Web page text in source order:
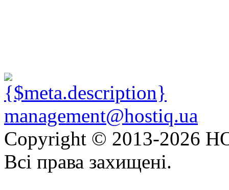
management@hostiq.ua
Copyright © 2013-2026
Всі права захищені.